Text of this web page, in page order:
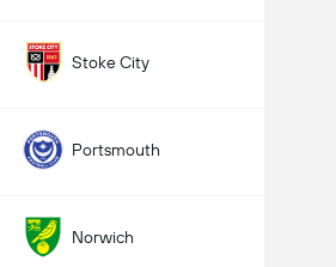
Stoke City
Portsmouth
Norwich